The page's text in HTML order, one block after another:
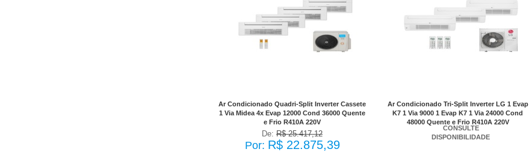
Ar Condicionado Quadri-Split Inverter Cassete
1 Via Midea 4x Evap 12000 Cond 36000 Quente
e Frio R410A 220V
De: R$ 25.417,12
Por: R$ 22.875,39
Ar Condicionado Tri-Split Inverter LG 1 Evap
K7 1 Via 9000 1 Evap K7 1 Via 24000 Cond
48000 Quente e Frio R410A 220V
CONSULTE
DISPONIBILIDADE